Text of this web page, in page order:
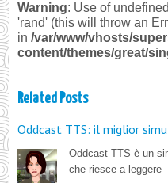
Warning: Use of
'rand' (this will throw an
in/var/www/vhosts/
content/themes/great/
Related Posts
Oddcast TTS: il miglior
Oddcast TTS è un
che riesce a leggere